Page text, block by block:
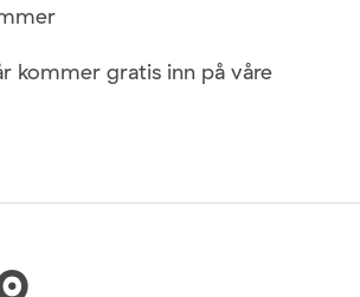
kommer gratis inn på våre